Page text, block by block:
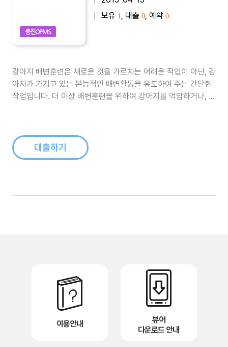
웅진OPMS
보유 1 , 대출 0 , 예약 0
강아지 배변훈련은 새로운 것을 가르치는 어려운 작업이 아닌, 강
아지가 가지고 있는 본능적인 배변활동을 유도하여 주는 간단한
작업입니다. 더 이상 배변훈련을 위하여 강아지를 억압하거나, 신
니다. 일상적인 생활 속..
대출하기
이용안내
뷰어
다운로드 안내